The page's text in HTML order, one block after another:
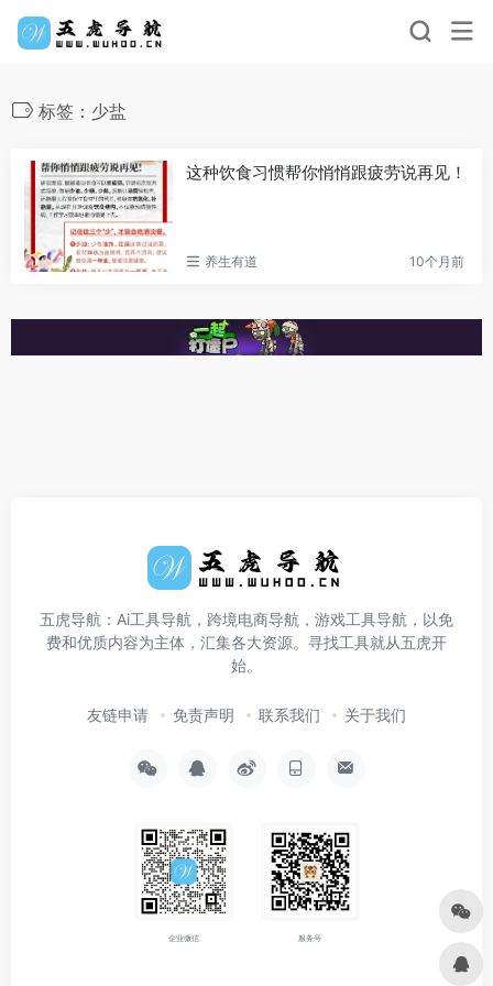
标签：少盐
这种饮食习惯帮你悄悄跟疲劳说再见！
养生有道 10个月前
五虎导航：Ai工具导航，跨境电商导航，游戏工具导航，以免
费和优质内容为主体，汇集各大资源。寻找工具就从五虎开
始。
友链申请 免责声明 联系我们 关于我们
企业微信 服务号